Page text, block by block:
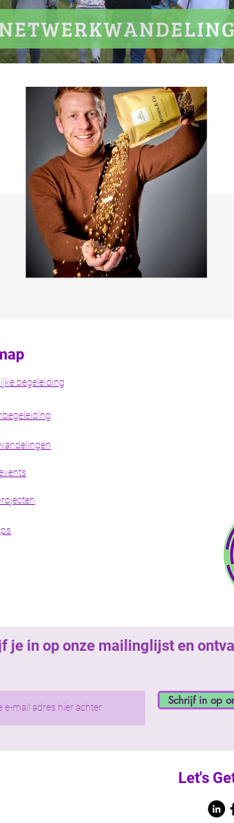
netwerken Zelffinanciering Anders
begeleiding
je in op onze mailinglijst en
Schrijf in op
Let's